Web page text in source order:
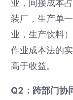
业，间接成本
装厂，生产单
业，生产饮料
作业成本法的
高于收益。
Q2：跨部门协